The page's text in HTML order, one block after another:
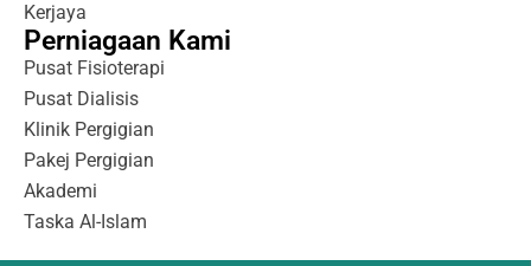
Kerjaya
Perniagaan Kami
Pusat Fisioterapi
Pusat Dialisis
Klinik Pergigian
Pakej Pergigian
Akademi
Taska Al-Islam